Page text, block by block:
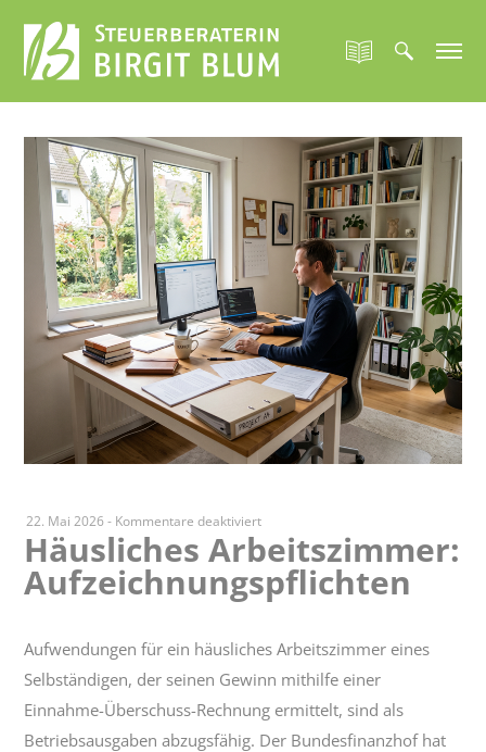
22. Mai 2026 - Kommentare deaktiviertfür
Häusliches
Arbeitszimmer:
Aufzeichnungspflichten
Häusliches Arbeitszimmer:
Aufzeichnungspflichten
Aufwendungen für ein häusliches Arbeitszimmer eines
Selbständigen, der seinen Gewinn mithilfe einer
Einnahme-Überschuss-Rechnung ermittelt, sind als
Betriebsausgaben abzugsfähig. Der Bundesfinanzhof hat